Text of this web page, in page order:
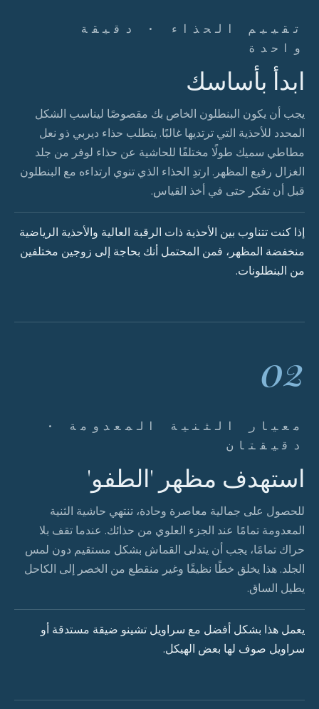
تقييم الحذاء · دقيقة
واحدة
ابدأ بأساسك
يجب أن يكون البنطلون الخاص بك مقصوصًا ليناسب الشكل
المحدد للأحذية التي ترتديها غالبًا. يتطلب حذاء ديربي ذو نعل
مطاطي سميك طولًا مختلفًا للحاشية عن حذاء لوفر من جلد
الغزال رفيع المظهر. ارتدِ الحذاء الذي تنوي ارتداءه مع البنطلون
قبل أن تفكر حتى في أخذ القياس.
إذا كنت تتناوب بين الأحذية ذات الرقبة العالية والأحذية الرياضية
منخفضة المظهر، فمن المحتمل أنك بحاجة إلى زوجين مختلفين
من البنطلونات.
02
معيار الثنية المعدومة ·
دقيقتان
استهدف مظهر 'الطفو'
للحصول على جمالية معاصرة وحادة، تنتهي حاشية الثنية
المعدومة تمامًا عند الجزء العلوي من حذائك. عندما تقف بلا
حراك تمامًا، يجب أن يتدلى القماش بشكل مستقيم دون لمس
الجلد. هذا يخلق خطًا نظيفًا وغير منقطع من الخصر إلى الكاحل
يطيل الساق.
يعمل هذا بشكل أفضل مع سراويل تشينو ضيقة مستدقة أو
سراويل صوف لها بعض الهيكل.